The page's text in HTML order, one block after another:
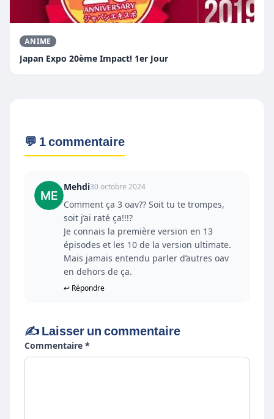
ANIME
Japan Expo 20ème Impact! 1er Jour
💬 1 commentaire
Mehdi30 octobre 2024
Comment ça 3 oav?? Soit tu te trompes,
soit j’ai raté ça!!!?
Je connais la première version en 13
épisodes et les 10 de la version ultimate.
Mais jamais entendu parler d’autres oav
en dehors de ça.
↩ Répondre
✍️ Laisser un commentaire
Commentaire *